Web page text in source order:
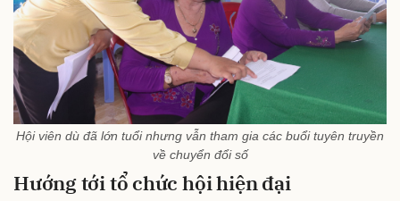
Hội viên dù đã lớn tuổi nhưng vẫn tham gia các buổi tuyên truyền
về chuyển đổi số
Hướng tới tổ chức hội hiện đại